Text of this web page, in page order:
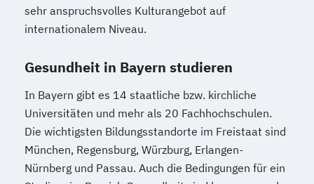
sehr anspruchsvolles Kulturangebot auf
internationalem Niveau.
Gesundheit in Bayern studieren
In Bayern gibt es 14 staatliche bzw. kirchliche
Universitäten und mehr als 20 Fachhochschulen.
Die wichtigsten Bildungsstandorte im Freistaat sind
München, Regensburg, Würzburg, Erlangen-
Nürnberg und Passau. Auch die Bedingungen für ein